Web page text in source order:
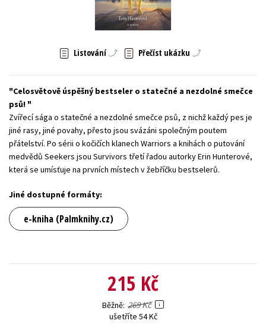
Zahraniční literatura
Listování Přečíst ukázku
Celosvětově úspěšný bestseler o statečné a nezdolné smečce
psů!
Zvířecí sága o statečné a nezdolné smečce psů, z nichž každý pes je
jiné rasy, jiné povahy, přesto jsou svázáni společným poutem
přátelství. Po sérii o kočičích klanech Warriors a knihách o putování
medvědů Seekers jsou Survivors třetí řadou autorky Erin Hunterové,
která se umísťuje na prvních místech v žebříčku bestselerů.
Jiné dostupné formáty:
e-kniha (Palmknihy.cz)
215 Kč
Běžně 269 Kč
ušetříte 54 Kč